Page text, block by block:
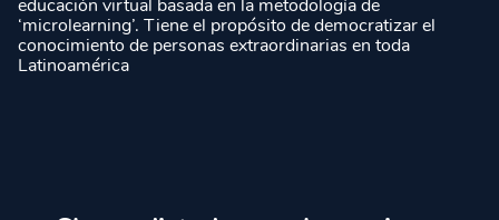
educación virtual basada en la metodología de
‘microlearning’. Tiene el propósito de democratizar el
conocimiento de personas extraordinarias en toda
Latinoamérica